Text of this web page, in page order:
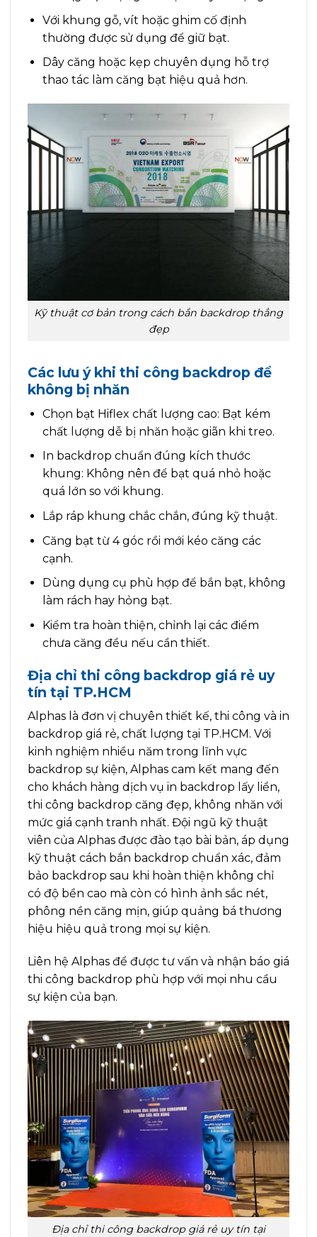
Với khung gỗ, vít hoặc ghim cố định
thường được sử dụng để giữ bạt.
Dây căng hoặc kẹp chuyên dụng hỗ trợ
thao tác làm căng bạt hiệu quả hơn.
Kỹ thuật cơ bản trong cách bắn backdrop thẳng
đẹp
Các lưu ý khi thi công backdrop để
không bị nhăn
Chọn bạt Hiflex chất lượng cao: Bạt kém
chất lượng dễ bị nhăn hoặc giãn khi treo.
In backdrop chuẩn đúng kích thước
khung: Không nên để bạt quá nhỏ hoặc
quá lớn so với khung.
Lắp ráp khung chắc chắn, đúng kỹ thuật.
Căng bạt từ 4 góc rồi mới kéo căng các
cạnh.
Dùng dụng cụ phù hợp để bắn bạt, không
làm rách hay hỏng bạt.
Kiểm tra hoàn thiện, chỉnh lại các điểm
chưa căng đều nếu cần thiết.
Địa chỉ thi công backdrop giá rẻ uy
tín tại TP.HCM
Alphas là đơn vị chuyên thiết kế, thi công và in
backdrop giá rẻ, chất lượng tại TP.HCM. Với
kinh nghiệm nhiều năm trong lĩnh vực
backdrop sự kiện, Alphas cam kết mang đến
cho khách hàng dịch vụ in backdrop lấy liền,
thi công backdrop căng đẹp, không nhăn với
mức giá cạnh tranh nhất. Đội ngũ kỹ thuật
viên của Alphas được đào tạo bài bản, áp dụng
kỹ thuật cách bắn backdrop chuẩn xác, đảm
bảo backdrop sau khi hoàn thiện không chỉ
có độ bền cao mà còn có hình ảnh sắc nét,
phông nền căng mịn, giúp quảng bá thương
hiệu hiệu quả trong mọi sự kiện.
Liên hệ Alphas để được tư vấn và nhận báo giá
thi công backdrop phù hợp với mọi nhu cầu
sự kiện của bạn.
Địa chỉ thi công backdrop giá rẻ uy tín tại